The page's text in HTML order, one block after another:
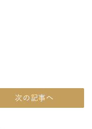
次の記事へ